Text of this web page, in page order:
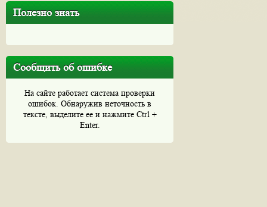
Полезно знать
Сообщить об ошибке
На сайте работает система проверки
ошибок. Обнаружив неточность в
тексте, выделите ее и нажмите Ctrl +
Enter.